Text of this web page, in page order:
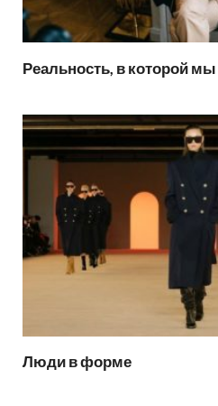
Реальность, в которой
Люди в форме